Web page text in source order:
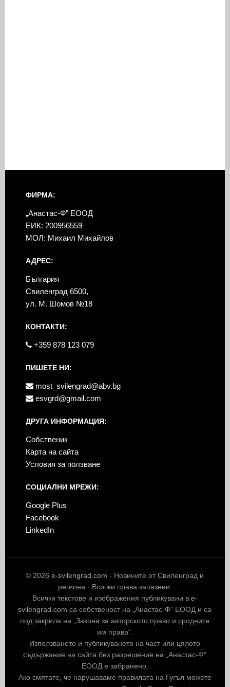
ФИРМА:
„Анастас-Ф” ЕООД
ЕИК: 200956559
МОЛ: Михаил Михайлов
АДРЕС:
България
Свиленград 6500,
ул. М. Шомов №18
КОНТАКТИ:
+359 878 123 079
ПИШЕТЕ НИ:
most_svilengrad@abv.bg
esvgrd@gmail.com
ДРУГА ИНФОРМАЦИЯ:
Собственик
Карта на сайта
Условия за ползване
СОЦИАЛНИ МРЕЖИ:
Google Plus
Facebook
LinkedIn
© 2026e-svilengrad.com - Новините от Свиленград и
региона · Всички права запазени.
Всички текстове и изображения публикувани в e-
svilengrad.com са собственост на „Анастас-Ф“ ЕООД и са
под закрила на „Закона за авторското право и сродните
им права“.
Използването и публикуването на част или цялото
съдържание на сайта без разрешение на „Анастас-Ф“
ЕООД е забранено.
Ако смятате, че нарушаваме правилата на Гугъл можете